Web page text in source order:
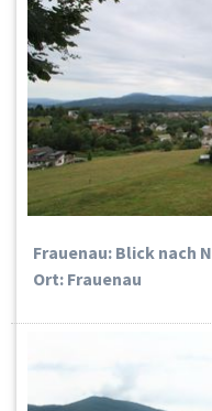
Frauenau: Blick nach
Ort: Frauenau